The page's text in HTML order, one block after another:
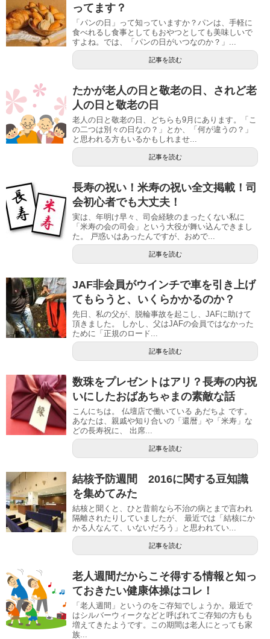
ってます？
「パンの日」って知っていますか？パンは、手軽に
食べれるし食事としてもおやつとしても美味しいで
すよね。では、「パンの日がいつなのか？」...
記事を読む
たかが老人の日と敬老の日、されど老
人の日と敬老の日
老人の日と敬老の日、どちらも9月にあります。「こ
の二つは別々の日なの？」とか、「何が違うの？」
と思われる方もいるかもしれませ...
記事を読む
長寿の祝い！米寿の祝い全文掲載！司
会初心者でも大丈夫！
実は、年明け早々、司会経験のまったくない私に
「米寿の会の司会」という大役が舞い込んできまし
た。 戸惑いはあったんですが、おめで...
記事を読む
JAF非会員がウインチで車を引き上げ
てもらうと、いくらかかるのか？
先日、私の父が、脱輪事故を起こし、JAFに助けて
頂きました。 しかし、父はJAFの会員ではなかった
ために「正規のロード...
記事を読む
数珠をプレゼントはアリ？長寿の内祝
いにしたおばあちゃまの素敵な話
こんにちは。 仏壇店で働いている あだちよ です。
あなたは、親戚や知り合いの「還暦」や「米寿」な
どの長寿祝に、 出席...
記事を読む
結核予防週間 2016に関する豆知識
を集めてみた
結核と聞くと、ひと昔前なら不治の病とまで言われ
隔離されたりしていましたが、 最近では「結核にか
かる人なんて、いないだろう」と思われてい...
記事を読む
老人週間だからこそ得する情報と知っ
ておきたい健康体操はコレ！
「老人週間」というのをご存知でしょうか。最近で
はシルバーウィークなどと呼ばれてご存知の方もも
増えてきたようです。この期間は老人にとっても家
族...